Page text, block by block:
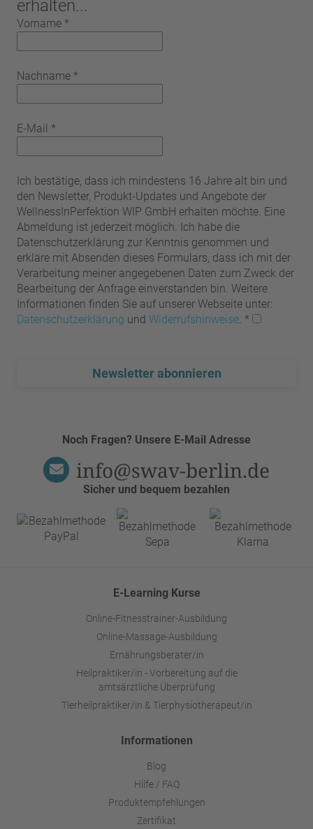
erhalten...
Vorname *
Nachname *
E-Mail *
Ich bestätige, dass ich mindestens 16 Jahre alt bin und
den Newsletter, Produkt-Updates und Angebote der
WellnessInPerfektion WIP GmbH erhalten möchte. Eine
Abmeldung ist jederzeit möglich. Ich habe die
Datenschutzerklärung zur Kenntnis genommen und
erkläre mit Absenden dieses Formulars, dass ich mit der
Verarbeitung meiner angegebenen Daten zum Zweck der
Bearbeitung der Anfrage einverstanden bin. Weitere
Informationen finden Sie auf unserer Webseite unter:
Datenschutzerklärung und Widerrufshinweise *
Newsletter abonnieren
Sicher und bequem bezahlen
Noch Fragen? Unsere E-Mail Adresse
info@swav-berlin.de
E-Learning Kurse
Online-Fitnesstrainer-Ausbildung
Online-Massage-Ausbildung
Ernährungsberater/in
Heilpraktiker/in - Vorbereitung auf die
amtsärztliche Überprüfung
Tierheilpraktiker/in & Tierphysiotherapeut/in
Informationen
Blog
Hilfe / FAQ
Produktempfehlungen
Zertifikat